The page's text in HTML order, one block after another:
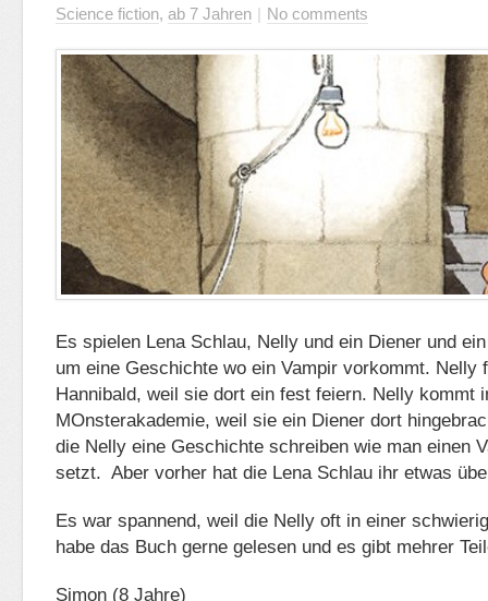
Science fiction, ab 7 Jahren | No comments
Es spielen Lena Schlau, Nelly und ein Diener und
um eine Geschichte wo ein Vampir vorkommt. Nelly
Hannibald, weil sie dort ein fest feiern. Nelly kommt
MOnsterakademie, weil sie ein Diener dort
die Nelly eine Geschichte schreiben wie man einen
setzt. Aber vorher hat die Lena Schlau ihr etwas
Es war spannend, weil die Nelly oft in einer
habe das Buch gerne gelesen und es gibt mehrer
Simon (8 Jahre)